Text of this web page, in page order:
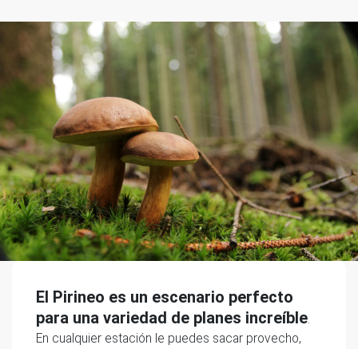
El Pirineo es un escenario perfecto
para una variedad de planes increíble.
En cualquier estación le puedes sacar provecho,